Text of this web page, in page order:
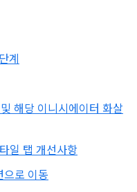
계
해당 이니시에이터 화살
일 탭 개선사항
으로 이동